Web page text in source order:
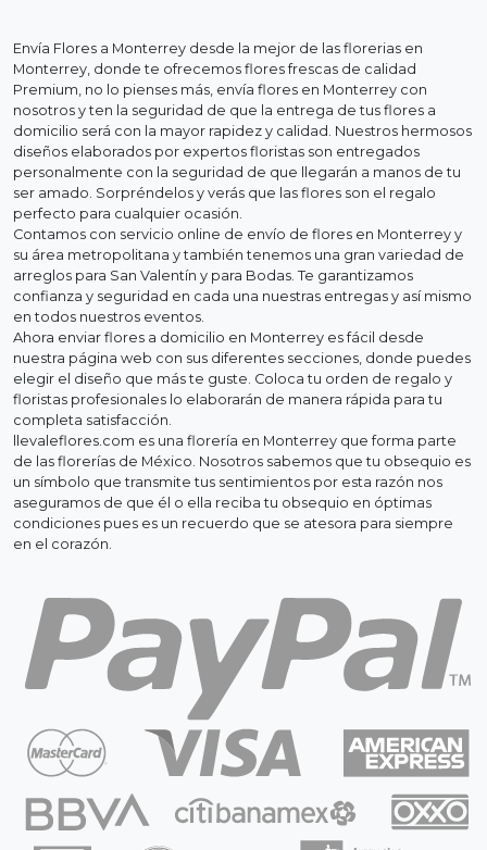
Envía Flores a Monterrey desde la mejor de las florerias en
Monterrey, donde te ofrecemos flores frescas de calidad
Premium, no lo pienses más, envía flores en Monterrey con
nosotros y ten la seguridad de que la entrega de tus flores a
domicilio será con la mayor rapidez y calidad. Nuestros hermosos
diseños elaborados por expertos floristas son entregados
personalmente con la seguridad de que llegarán a manos de tu
ser amado. Sorpréndelos y verás que las flores son el regalo
perfecto para cualquier ocasión.
Contamos con servicio online de envío de flores en Monterrey y
su área metropolitana y también tenemos una gran variedad de
arreglos para San Valentín y para Bodas. Te garantizamos
confianza y seguridad en cada una nuestras entregas y así mismo
en todos nuestros eventos.
Ahora enviar flores a domicilio en Monterrey es fácil desde
nuestra página web con sus diferentes secciones, donde puedes
elegir el diseño que más te guste. Coloca tu orden de regalo y
floristas profesionales lo elaborarán de manera rápida para tu
completa satisfacción.
llevaleflores.com es una florería en Monterrey que forma parte
de las florerías de México. Nosotros sabemos que tu obsequio es
un símbolo que transmite tus sentimientos por esta razón nos
aseguramos de que él o ella reciba tu obsequio en óptimas
condiciones pues es un recuerdo que se atesora para siempre
en el corazón.